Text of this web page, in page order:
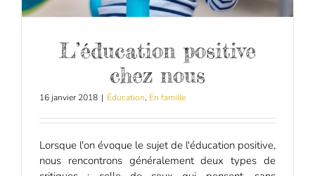
L’éducation positive
chez nous
16 janvier 2018 | Éducation, En famille
Lorsque l'on évoque le sujet de l'éducation positive,
nous rencontrons généralement deux types de